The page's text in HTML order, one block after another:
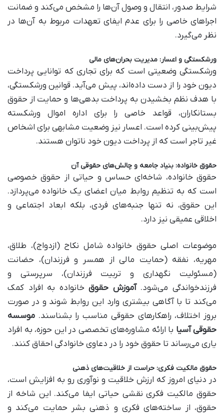
شرایط صدور، انتقال و وصول آن‌ها را مشخص می‌کند و ضمانت
اجراهای خاصی را برای عدم ایفای تعهدات مربوط به آن‌ها در
نظر می‌گیرد.
ورشکستگی و اعسار: مدیریت بحران‌های مالی
ورشکستگی وضعیتی است که برای تجاری که توانایی پرداخت
دیون خود را از دست داده‌اند، پیش می‌آید. قوانین ورشکستگی،
با هدف نظم بخشیدن به پرداخت بدهی‌ها و حمایت از حقوق
بستانکاران، قواعد خاصی را برای اداره اموال ورشکسته
پیش‌بینی کرده است. اعسار نیز وضعیت مشابهی برای اشخاص
غیر تاجر است که از پرداخت دیون خود ناتوان هستند.
حقوق خانواده: بنیاد جامعه و چالش‌های حقوقی آن
حقوق خانواده، شاخه‌ای حساس و حیاتی از حقوق خصوصی
است که به تنظیم روابط میان اعضای یک خانواده می‌پردازد.
این حقوق، نه تنها جنبه‌های فردی، بلکه ابعاد اجتماعی و
اخلاقی عمیقی نیز دارد.
موضوعات اصلی حقوق خانواده شامل نکاح (ازدواج)، طلاق،
مهریه، نفقه (حمایت مالی از همسر و فرزندان)، حضانت
(مسئولیت نگهداری و تربیت فرزندان)، سرپرستی و
فرزندخواندگی می‌شود.آموزش حقوقخانواده به افراد کمک
می‌کند تا با آگاهی بیشتری وارد این روابط شوند و در صورت
بروز اختلاف، راهکارهای حقوقی مناسب را بشناسند. موسسه
حقوقی آسیا با ارائه مشاوره‌های تخصصی در این حوزه، به افراد
یاری می‌رساند تا حقوق خود را در دعاوی خانوادگی احقاق کنند.
حقوق مالکیت فکری: حراست از خلاقیت‌های ذهنی
در دنیای امروز که ارزش خلاقیت و نوآوری رو به افزایش است،
حقوق مالکیت فکری نقشی حیاتی ایفا می‌کند. این شاخه از
حقوق، از ساخته‌های فکری و ذهنی بشر حمایت می‌کند و